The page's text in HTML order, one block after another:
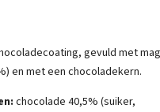
gevuld met
en met een chocoladekern.
chocolade 40,5% (suiker,